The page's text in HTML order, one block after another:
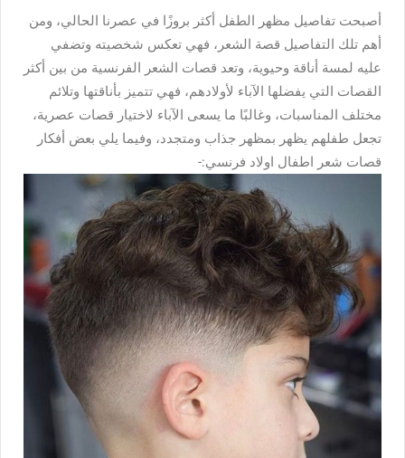
أصبحت تفاصيل مظهر الطفل أكثر بروزًا في عصرنا الحالي، ومن
أهم تلك التفاصيل قصة الشعر، فهي تعكس شخصيته وتضفي
عليه لمسة أناقة وحيوية، وتعد قصات الشعر الفرنسية من بين أكثر
القصات التي يفضلها الآباء لأولادهم، فهي تتميز بأناقتها وتلائم
مختلف المناسبات، وغالبًا ما يسعى الآباء لاختيار قصات عصرية،
تجعل طفلهم يظهر بمظهر جذاب ومتجدد، وفيما يلي بعض أفكار
قصات شعر اطفال اولاد فرنسي:-